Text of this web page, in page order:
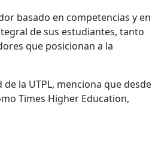
basado en competencias y en
de sus estudiantes, tanto
que posicionan a la
la UTPL, menciona que desde
Times Higher Education,